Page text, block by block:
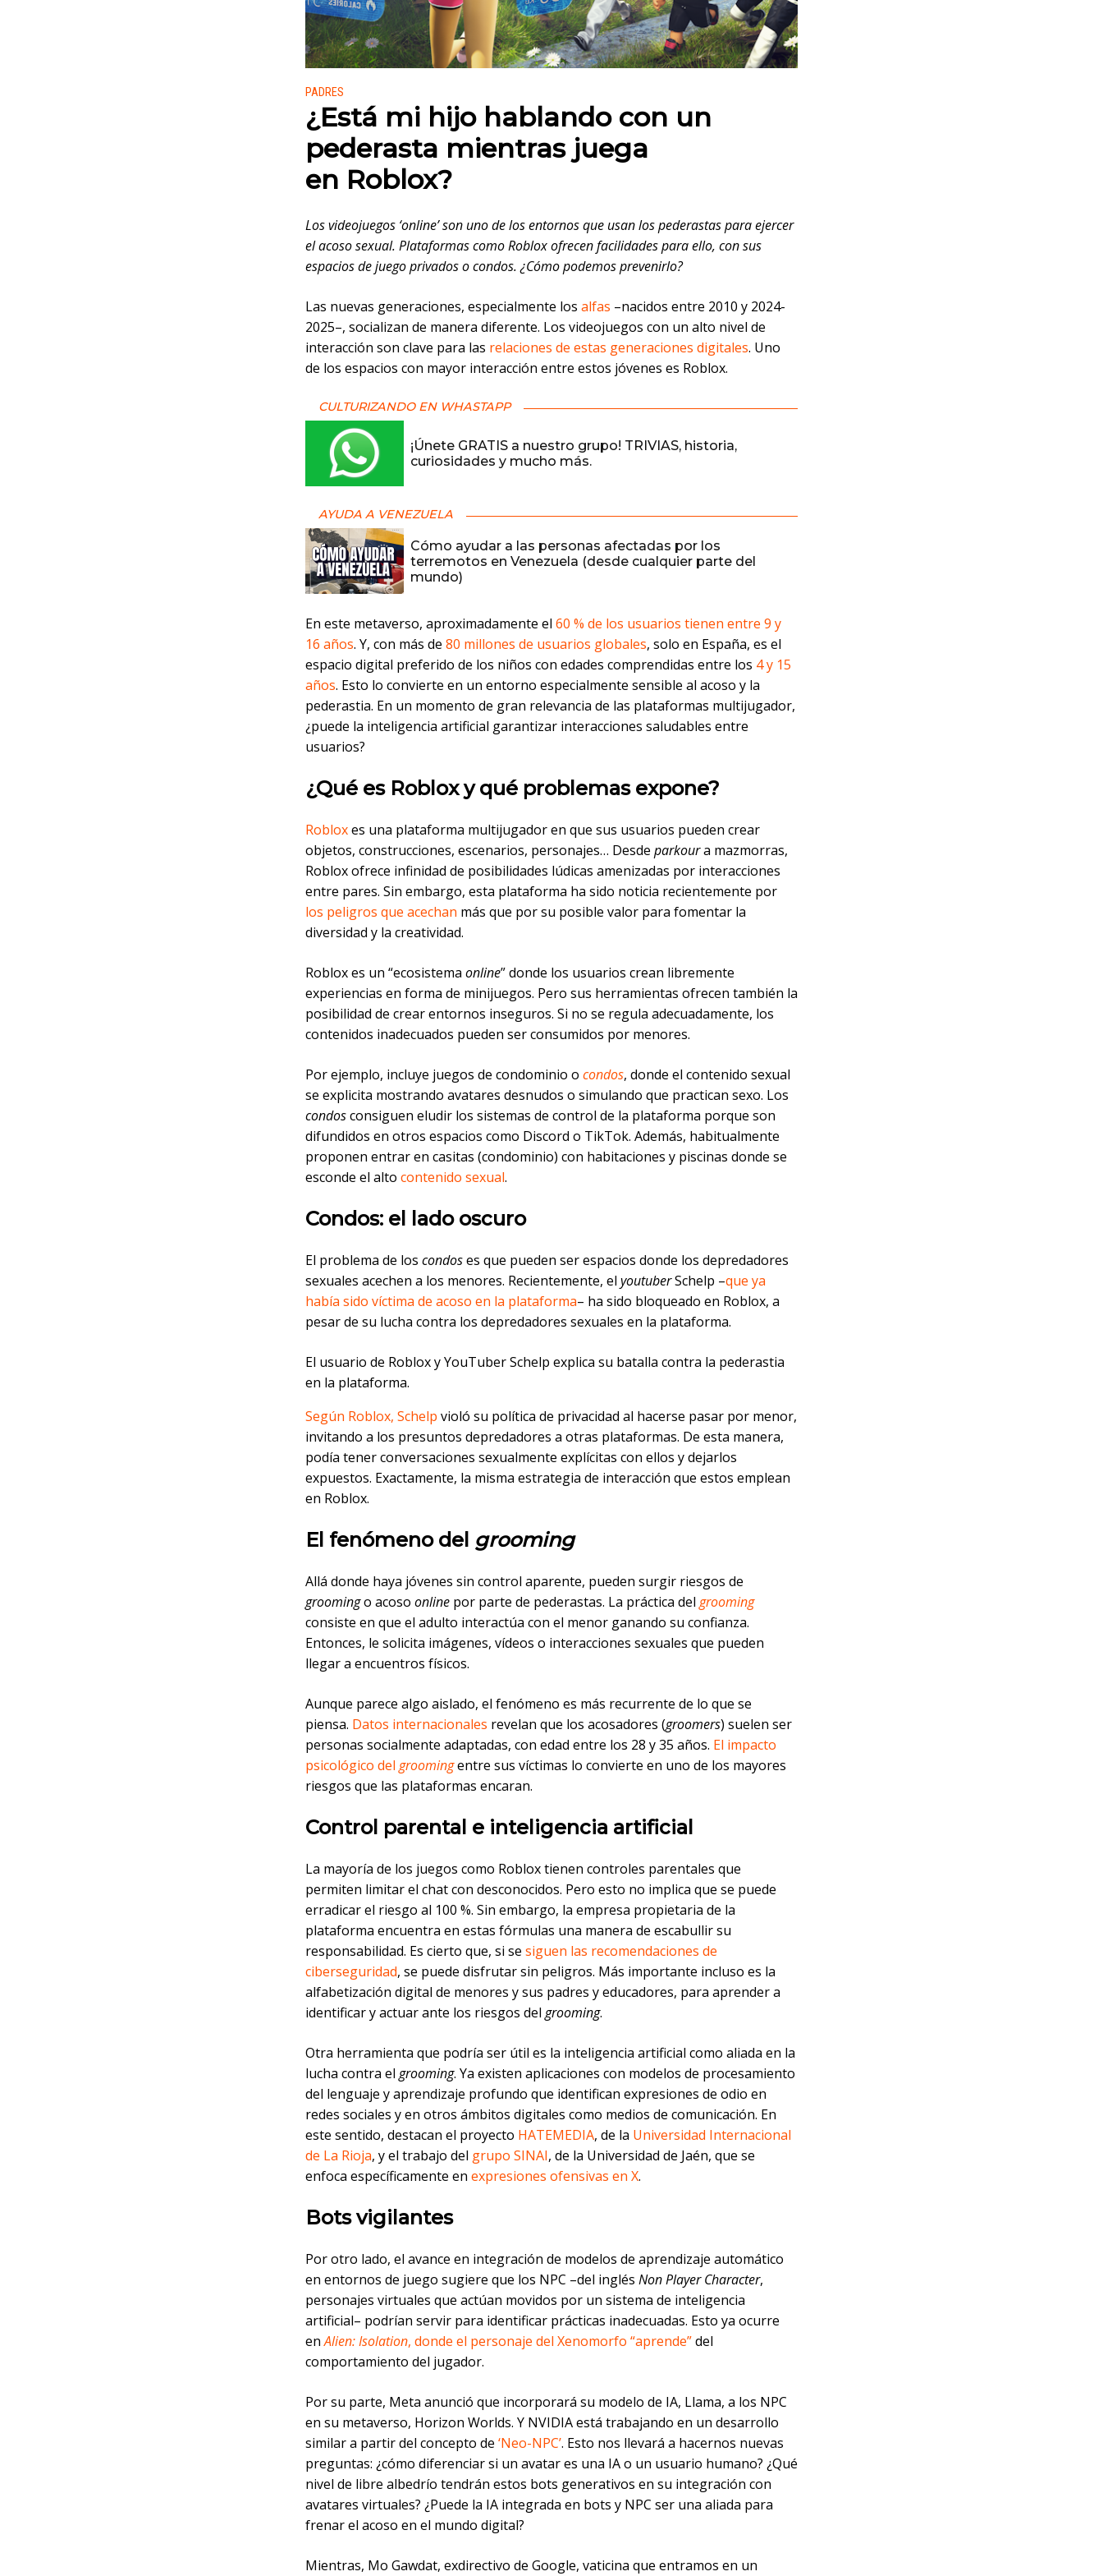
Publicado en:
PADRES
¿Está mi hijo hablando con un
pederasta mientras juega
en Roblox?
Los videojuegos ‘online’ son uno de los entornos que usan los pederastas para ejercer
el acoso sexual. Plataformas como Roblox ofrecen facilidades para ello, con sus
espacios de juego privados o condos. ¿Cómo podemos prevenirlo?
Las nuevas generaciones, especialmente los alfas –nacidos entre 2010 y 2024-
2025–, socializan de manera diferente. Los videojuegos con un alto nivel de
interacción son clave para las relaciones de estas generaciones digitales. Uno
de los espacios con mayor interacción entre estos jóvenes es Roblox.
CULTURIZANDO EN WHASTAPP
¡Únete GRATIS a nuestro grupo! TRIVIAS, historia,
curiosidades y mucho más.
AYUDA A VENEZUELA
Cómo ayudar a las personas afectadas por los
terremotos en Venezuela (desde cualquier parte del
mundo)
En este metaverso, aproximadamente el 60 % de los usuarios tienen entre 9 y
16 años. Y, con más de 80 millones de usuarios globales, solo en España, es el
espacio digital preferido de los niños con edades comprendidas entre los 4 y 15
años. Esto lo convierte en un entorno especialmente sensible al acoso y la
pederastia. En un momento de gran relevancia de las plataformas multijugador,
¿puede la inteligencia artificial garantizar interacciones saludables entre
usuarios?
¿Qué es Roblox y qué problemas expone?
Robloxes una plataforma multijugador en que sus usuarios pueden crear
objetos, construcciones, escenarios, personajes… Desde parkoura mazmorras,
Roblox ofrece infinidad de posibilidades lúdicas amenizadas por interacciones
entre pares. Sin embargo, esta plataforma ha sido noticia recientemente por
los peligros que acechan más que por su posible valor para fomentar la
diversidad y la creatividad.
Roblox es un “ecosistema online” donde los usuarios crean libremente
experiencias en forma de minijuegos. Pero sus herramientas ofrecen también la
posibilidad de crear entornos inseguros. Si no se regula adecuadamente, los
contenidos inadecuados pueden ser consumidos por menores.
Por ejemplo, incluye juegos de condominio o condos, donde el contenido sexual
se explicita mostrando avatares desnudos o simulando que practican sexo. Los
condosconsiguen eludir los sistemas de control de la plataforma porque son
difundidos en otros espacios como Discord o TikTok. Además, habitualmente
proponen entrar en casitas (condominio) con habitaciones y piscinas donde se
esconde el alto contenido sexual.
Condos: el lado oscuro
El problema de los condoses que pueden ser espacios donde los depredadores
sexuales acechen a los menores. Recientemente, el youtuberSchelp –que ya
había sido víctima de acoso en la plataforma– ha sido bloqueado en Roblox, a
pesar de su lucha contra los depredadores sexuales en la plataforma.
El usuario de Roblox y YouTuber Schelp explica su batalla contra la pederastia
en la plataforma.
Según Roblox, Schelp violó su política de privacidad al hacerse pasar por menor,
invitando a los presuntos depredadores a otras plataformas. De esta manera,
podía tener conversaciones sexualmente explícitas con ellos y dejarlos
expuestos. Exactamente, la misma estrategia de interacción que estos emplean
en Roblox.
El fenómeno del grooming
Allá donde haya jóvenes sin control aparente, pueden surgir riesgos de
groomingo acoso online por parte de pederastas. La práctica del grooming
consiste en que el adulto interactúa con el menor ganando su confianza.
Entonces, le solicita imágenes, vídeos o interacciones sexuales que pueden
llegar a encuentros físicos.
Aunque parece algo aislado, el fenómeno es más recurrente de lo que se
piensa. Datos internacionales revelan que los acosadores (groomers) suelen ser
personas socialmente adaptadas, con edad entre los 28 y 35 años. El impacto
psicológico del groomingentre sus víctimas lo convierte en uno de los mayores
riesgos que las plataformas encaran.
Control parental e inteligencia artificial
La mayoría de los juegos como Roblox tienen controles parentales que
permiten limitar el chat con desconocidos. Pero esto no implica que se puede
erradicar el riesgo al 100 %. Sin embargo, la empresa propietaria de la
plataforma encuentra en estas fórmulas una manera de escabullir su
responsabilidad. Es cierto que, si se siguen las recomendaciones de
ciberseguridad, se puede disfrutar sin peligros. Más importante incluso es la
alfabetización digital de menores y sus padres y educadores, para aprender a
identificar y actuar ante los riesgos del grooming.
Otra herramienta que podría ser útil es la inteligencia artificial como aliada en la
lucha contra el grooming. Ya existen aplicaciones con modelos de procesamiento
del lenguaje y aprendizaje profundo que identifican expresiones de odio en
redes sociales y en otros ámbitos digitales como medios de comunicación. En
este sentido, destacan el proyecto HATEMEDIA, de la Universidad Internacional
de La Rioja, y el trabajo del grupo SINAI, de la Universidad de Jaén, que se
enfoca específicamente en expresiones ofensivas en X.
Bots vigilantes
Por otro lado, el avance en integración de modelos de aprendizaje automático
en entornos de juego sugiere que los NPC –del inglés Non Player Character,
personajes virtuales que actúan movidos por un sistema de inteligencia
artificial– podrían servir para identificar prácticas inadecuadas. Esto ya ocurre
enAlien: Isolation, donde el personaje del Xenomorfo “aprende”del
comportamiento del jugador.
Por su parte, Meta anunció que incorporará su modelo de IA, Llama, a los NPC
en su metaverso, Horizon Worlds. Y NVIDIA está trabajando en un desarrollo
similar a partir del concepto de ‘Neo-NPC’. Esto nos llevará a hacernos nuevas
preguntas: ¿cómo diferenciar si un avatar es una IA o un usuario humano? ¿Qué
nivel de libre albedrío tendrán estos bots generativos en su integración con
avatares virtuales? ¿Puede la IA integrada en bots y NPC ser una aliada para
frenar el acoso en el mundo digital?
Mientras, Mo Gawdat, exdirectivo de Google, vaticina que entramos en un